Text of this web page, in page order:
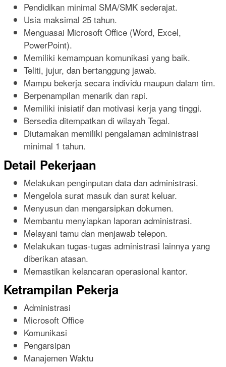
Pendidikan minimal SMA/SMK sederajat.
Usia maksimal 25 tahun.
Menguasai Microsoft Office (Word, Excel,
PowerPoint).
Memiliki kemampuan komunikasi yang baik.
Teliti, jujur, dan bertanggung jawab.
Mampu bekerja secara individu maupun dalam tim.
Berpenampilan menarik dan rapi.
Memiliki inisiatif dan motivasi kerja yang tinggi.
Bersedia ditempatkan di wilayah Tegal.
Diutamakan memiliki pengalaman administrasi
minimal 1 tahun.
Detail Pekerjaan
Melakukan penginputan data dan administrasi.
Mengelola surat masuk dan surat keluar.
Menyusun dan mengarsipkan dokumen.
Membantu menyiapkan laporan administrasi.
Melayani tamu dan menjawab telepon.
Melakukan tugas-tugas administrasi lainnya yang
diberikan atasan.
Memastikan kelancaran operasional kantor.
Ketrampilan Pekerja
Administrasi
Microsoft Office
Komunikasi
Pengarsipan
Manajemen Waktu